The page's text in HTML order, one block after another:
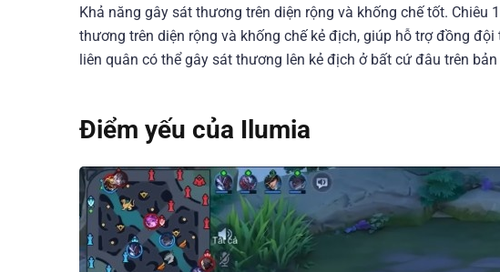
Khả năng gây sát thương trên diện rộng và khống chế tốt.
thương trên diện rộng và khống chế kẻ địch, giúp hỗ trợ đồng
liên quân có thể gây sát thương lên kẻ địch ở bất cứ đâu trên bản
Điểm yếu của Ilumia